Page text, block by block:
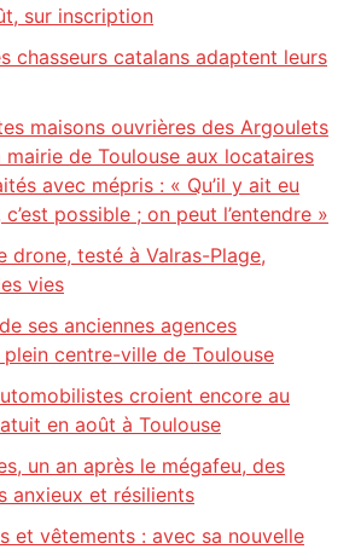
sur inscription
chasseurs catalans adaptent leurs
maisons ouvrières des Argoulets
mairie de Toulouse aux locataires
avec mépris : « Qu’il y ait eu
possible ; on peut l’entendre »
drone, testé à Valras-Plage,
vies
ses anciennes agences
centre-ville de Toulouse
croient encore au
en août à Toulouse
un an après le mégafeu, des
anxieux et résilients
et vêtements : avec sa nouvelle